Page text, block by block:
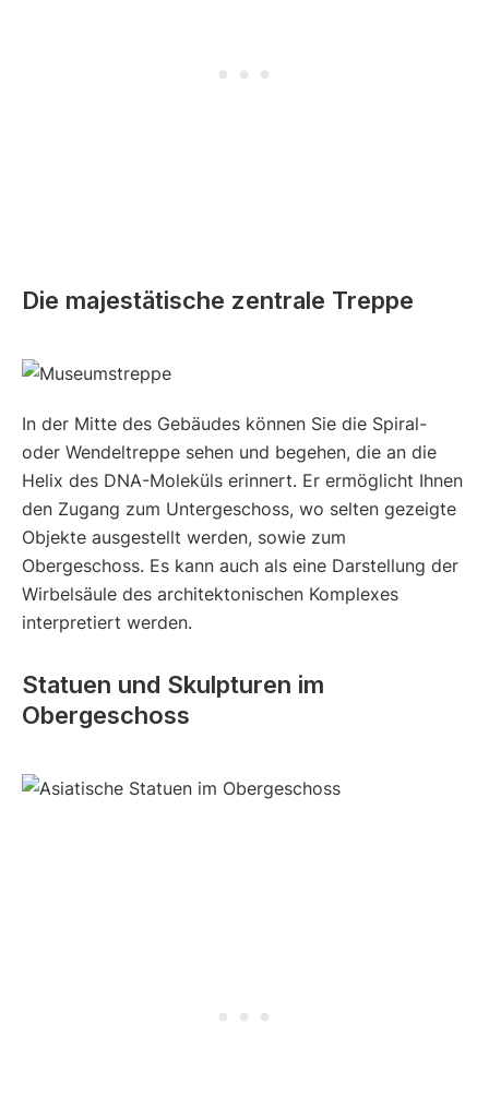
Die majestätische zentrale Treppe
In der Mitte des Gebäudes können Sie die Spiral-
oder Wendeltreppe sehen und begehen, die an die
Helix des DNA-Moleküls erinnert. Er ermöglicht Ihnen
den Zugang zum Untergeschoss, wo selten gezeigte
Objekte ausgestellt werden, sowie zum
Obergeschoss. Es kann auch als eine Darstellung der
Wirbelsäule des architektonischen Komplexes
interpretiert werden.
Statuen und Skulpturen im
Obergeschoss